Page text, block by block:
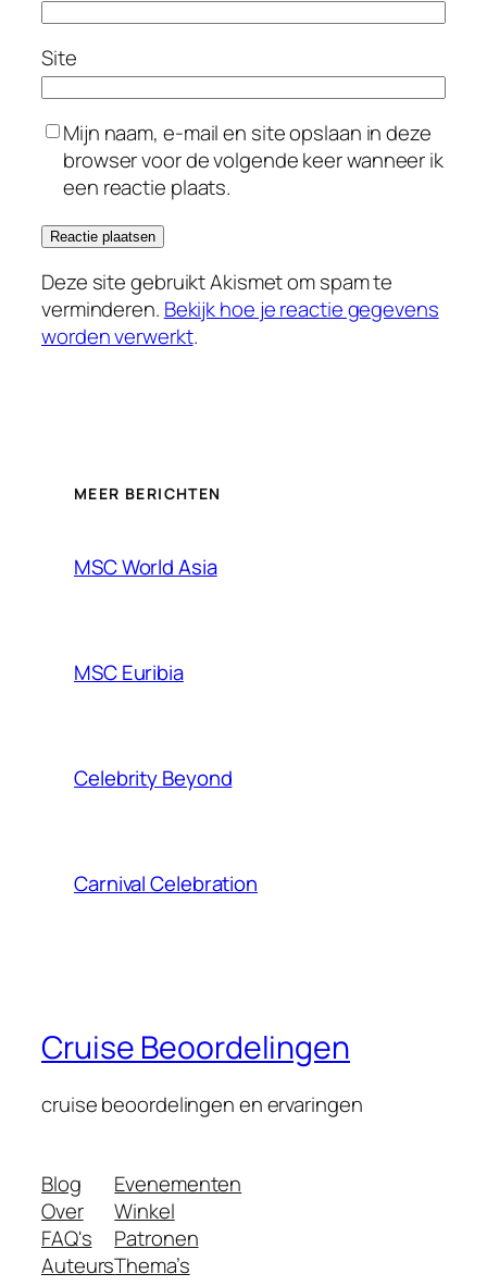
Site
Mijn naam, e-mail en site opslaan in deze
browser voor de volgende keer wanneer ik
een reactie plaats.
Deze site gebruikt Akismet om spam te
verminderen. Bekijk hoe je reactie gegevens
worden verwerkt.
MEER BERICHTEN
MSC World Asia
MSC Euribia
Celebrity Beyond
Carnival Celebration
Cruise Beoordelingen
cruise beoordelingen en ervaringen
Blog
Over
FAQ's
Auteurs
Evenementen
Winkel
Patronen
Thema’s